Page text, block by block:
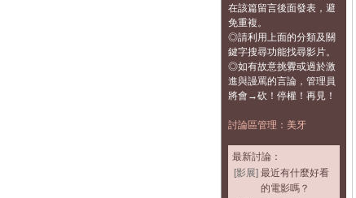
在該篇留言後面發表，避
免重複。
◎請利用上面的分類及關
鍵字搜尋功能找尋影片。
◎如有故意挑釁或過於激
進與謾罵的言論，管理員
將會→砍！停權！再見！
討論區管理：美牙
最新討論：
[影展] 最近有什麼好看
的電影嗎？